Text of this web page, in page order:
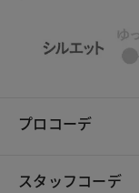
プロコーデ
スタッフコーデ